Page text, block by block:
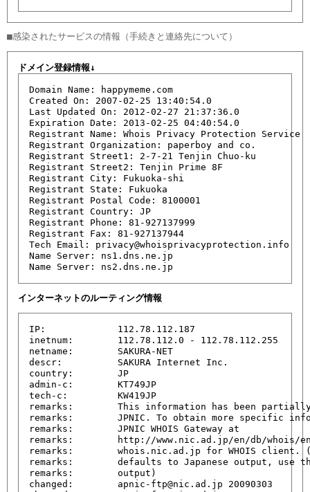
ドメイン登録情報↓
Domain Name: happymeme.com
Created On: 2007-02-25 13:40:54.0
Last Updated On: 2012-02-27 21:37:36.0
Expiration Date: 2013-02-25 04:40:54.0
Registrant Name: Whois Privacy Protection Service
Registrant Organization: paperboy and co.
Registrant Street1: 2-7-21 Tenjin Chuo-ku
Registrant Street2: Tenjin Prime 8F
Registrant City: Fukuoka-shi
Registrant State: Fukuoka
Registrant Postal Code: 8100001
Registrant Country: JP
Registrant Phone: 81-927137999
Registrant Fax: 81-927137944
Tech Email: privacy@whoisprivacyprotection.info
Name Server: ns1.dns.ne.jp
Name Server: ns2.dns.ne.jp
インターネットのルーティング情報
IP:             112.78.112.187
inetnum:        112.78.112.0 - 112.78.112.255
netname:        SAKURA-NET
descr:          SAKURA Internet Inc.
country:        JP
admin-c:        KT749JP
tech-c:         KW419JP
remarks:        This information has been partially
remarks:        JPNIC. To obtain more specific
remarks:        JPNIC WHOIS Gateway at
remarks:        http://www.nic.ad.jp/en/db/whois/
remarks:        whois.nic.ad.jp for WHOIS client.
remarks:        defaults to Japanese output, use
remarks:        output)
changed:        apnic-ftp@nic.ad.jp 20090303